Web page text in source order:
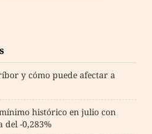
y cómo puede afectar a
histórico en julio con
del -0,283%